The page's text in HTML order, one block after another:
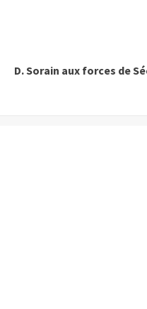
D. Sorain aux forces de